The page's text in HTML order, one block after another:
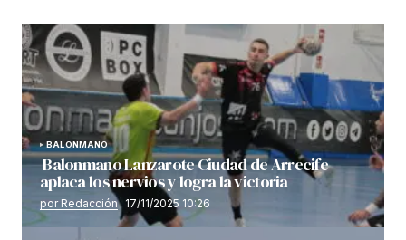
BALONMANO
Balonmano Lanzarote Ciudad de Arrecife
aplaca los nervios y logra la victoria
por Redacción 17/11/2025 10:26